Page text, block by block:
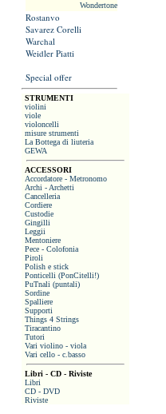
Wondertone
Rostanvo
Savarez Corelli
Warchal
Weidler Piatti
Special offer
STRUMENTI
violini
viole
violoncelli
misure strumenti
La Bottega di liuteria
GEWA
ACCESSORI
Accordatore - Metronomo
Archi - Archetti
Cancelleria
Cordiere
Custodie
Gingilli
Leggii
Mentoniere
Pece - Colofonia
Piroli
Polish e stick
Ponticelli (PonCitelli!)
PuTnali (puntali)
Sordine
Spalliere
Supporti
Things 4 Strings
Tiracantino
Tutori
Vari violino - viola
Vari cello - c.basso
Libri - CD - Riviste
Libri
CD - DVD
Riviste